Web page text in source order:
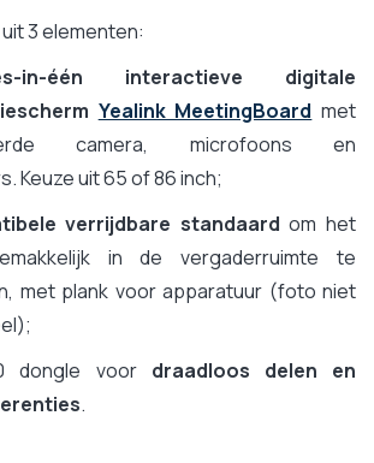
3 elementen:
in-één interactieve digitale
Yealink MeetingBoard met
camera, microfoons en
Keuze uit 65 of 86 inch;
verrijdbare standaard om het
in de vergaderruimte te
met plank voor apparatuur (foto niet
dongle voor draadloos delen en
.